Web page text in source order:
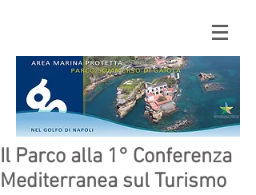
Il Parco alla 1° Conferenza
Mediterranea sul Turismo